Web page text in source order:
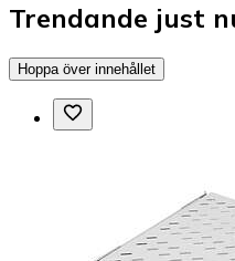
Trendande just
Hoppa över innehållet